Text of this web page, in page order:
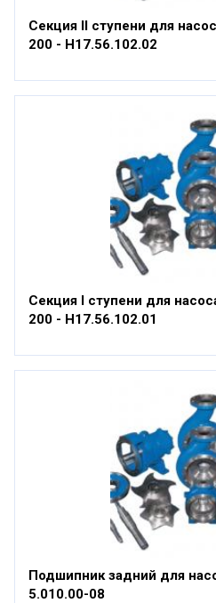
Секция II ступени для
200 - Н17.56.102.02
Секция I ступени для
200 - Н17.56.102.01
Подшипник задний для
5.010.00-08